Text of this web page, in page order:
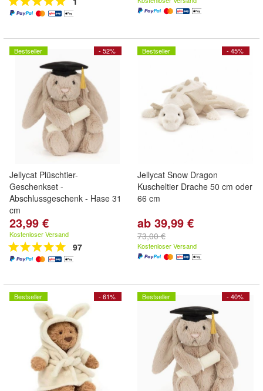
- 52%
Bestseller
Jellycat Plüschtier-
Geschenkset -
Abschlussgeschenk - Hase 31
cm
23,99 €
Kostenloser Versand
97
- 45%
Bestseller
Jellycat Snow Dragon
Kuscheltier Drache 50 cm oder
66 cm
ab 39,99 €
73,00 €
Kostenloser Versand
- 61%
Bestseller - 40%
Bestseller